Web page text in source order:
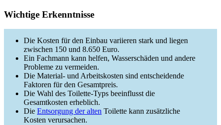
Wichtige Erkenntnisse
Die Kosten für den Einbau variieren stark und liegen
zwischen 150 und 8.650 Euro.
Ein Fachmann kann helfen, Wasserschäden und andere
Probleme zu vermeiden.
Die Material- und Arbeitskosten sind entscheidende
Faktoren für den Gesamtpreis.
Die Wahl des Toilette-Typs beeinflusst die
Gesamtkosten erheblich.
Die Entsorgung der alten Toilette kann zusätzliche
Kosten verursachen.